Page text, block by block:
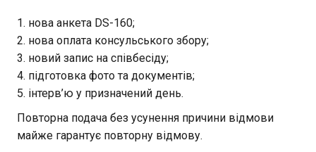
нова анкета DS-160;
нова оплата консульського збору;
новий запис на співбесіду;
підготовка фото та документів;
інтерв’ю у призначений день.
Повторна подача без усунення причини відмови
майже гарантує повторну відмову.